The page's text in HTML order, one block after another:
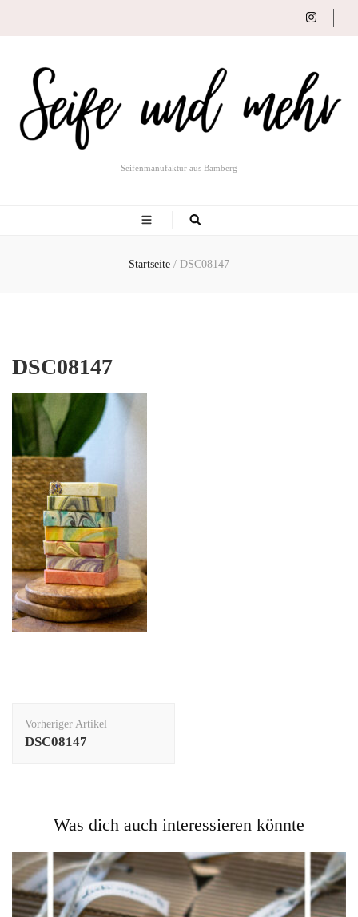
Seifenmanufaktur aus Bamberg
Startseite / DSC08147
DSC08147
Vorheriger Artikel
DSC08147
Was dich auch interessieren könnte